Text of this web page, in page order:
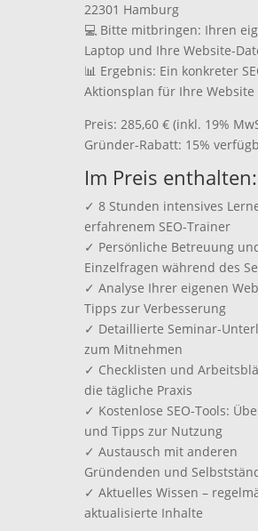
22301 Hamburg
💻 Bitte mitbringen: Ihren
Laptop und Ihre Website-
📊 Ergebnis: Ein konkreter
Aktionsplan für Ihre Website
Preis: 285,60 € (inkl. 19%
Gründer-Rabatt: 15%
Im Preis enthalten:
✓ 8 Stunden intensives
erfahrenem SEO-Trainer
✓ Persönliche Betreuung
Einzelfragen während des
✓ Analyse Ihrer eigenen
Tipps zur Verbesserung
✓ Detaillierte Seminar-
zum Mitnehmen
✓ Checklisten und
die tägliche Praxis
✓ Kostenlose SEO-Tools:
und Tipps zur Nutzung
✓ Austausch mit anderen
Gründenden und
✓ Aktuelles Wissen –
aktualisierte Inhalte